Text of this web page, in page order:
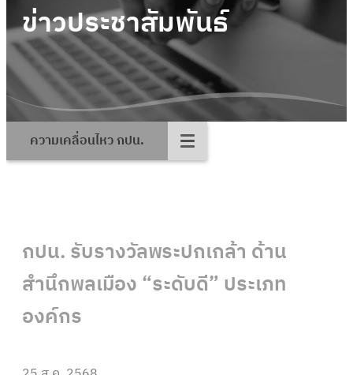
ข่าวประชาสัมพันธ์
ความเคลื่อนไหว กปน.
กปน. รับรางวัลพระปกเกล้า ด้าน
สำนึกพลเมือง “ระดับดี” ประเภท
องค์กร